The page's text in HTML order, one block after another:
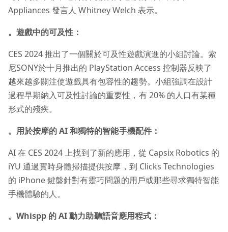
Appliances 發言人 Whitney Welch 表示。
。遊戲中的可及性：
CES 2024 推出了一個關於可及性遊戲演進的小組討論。索
尼SONY於十月推出的 PlayStation Access 控制器反映了
越來越多關注使遊戲具有包容性的趨勢。小組強調在設計
過程早期納入可及性討論的重要性，有 20% 的人口有某種
形式的殘疾。
。用於按摩的 AI 和獨特的智能手機配件：
AI 在 CES 2024 上找到了新的應用，從 Capsix Robotics 的
iYU 通過實時身體掃描提供按摩，到 Clicks Technologies
的 iPhone 鍵盤針對有靈巧問題的用戶或那些尋求獨特智能
手機體驗的人。
。Whispp 的 AI動力助聽語音應用程式：